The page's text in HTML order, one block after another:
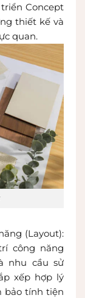
Concept
thiết kế và
quan.
(Layout):
công năng
nhu cầu sử
xếp hợp lý
bảo tính tiện